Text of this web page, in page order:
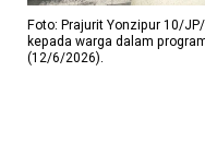
Foto: Prajurit Yonzipur 10/
kepada warga dalam
(12/6/2026).